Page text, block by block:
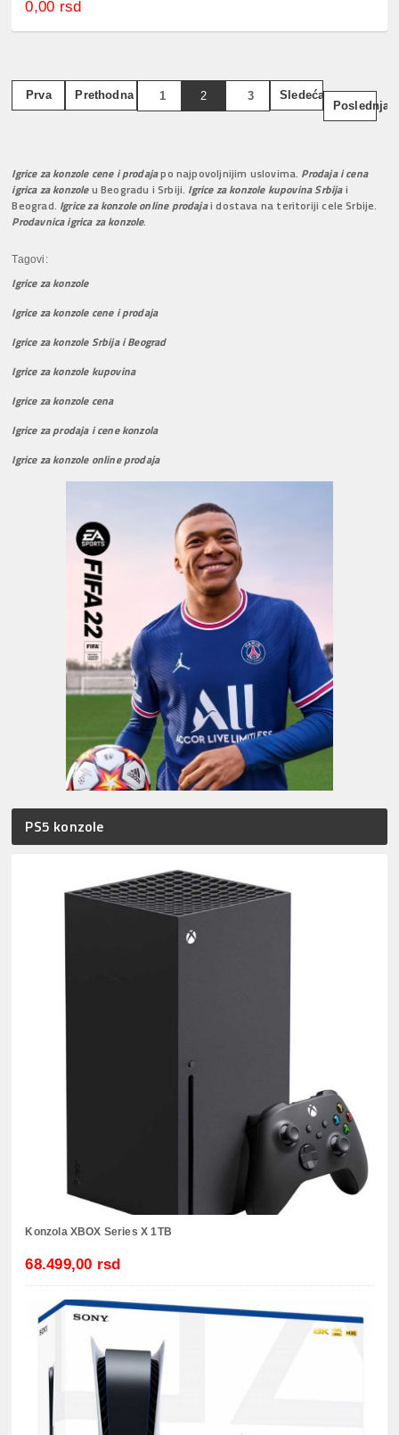
0,00 rsd
Prva Prethodna 1 2 3
Sledeća
Poslednja
Igrice za konzole cene i prodajapo najpovoljnijim uslovima. Prodaja i cena
igrica za konzoleu Beogradu i Srbiji. Igrice za konzole kupovina Srbijai
Beograd. Igrice za konzole online prodajai dostava na teritoriji cele Srbije.
Prodavnica igrica za konzole.
Tagovi:
Igrice za konzole
Igrice za konzole cene i prodaja
Igrice za konzole Srbija i Beograd
Igrice za konzole kupovina
Igrice za konzole cena
Igrice za prodaja i cene konzola
Igrice za konzole online prodaja
PS5 konzole
Konzola XBOX Series X 1TB
68.499,00 rsd